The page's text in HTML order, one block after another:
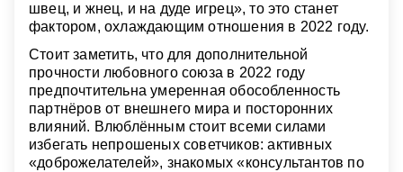
швец, и жнец, и на дуде игрец», то это станет
фактором, охлаждающим отношения в 2022 году.
Стоит заметить, что для дополнительной
прочности любовного союза в 2022 году
предпочтительна умеренная обособленность
партнёров от внешнего мира и посторонних
влияний. Влюблённым стоит всеми силами
избегать непрошеных советчиков: активных
«доброжелателей», знакомых «консультантов по